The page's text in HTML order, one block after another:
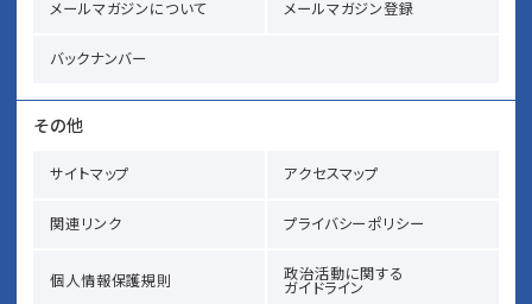
メールマガジンについて メールマガジン登録
バックナンバー
その他
サイトマップ アクセスマップ
関連リンク プライバシーポリシー
個人情報保護規則
政治活動に関する
ガイドライン